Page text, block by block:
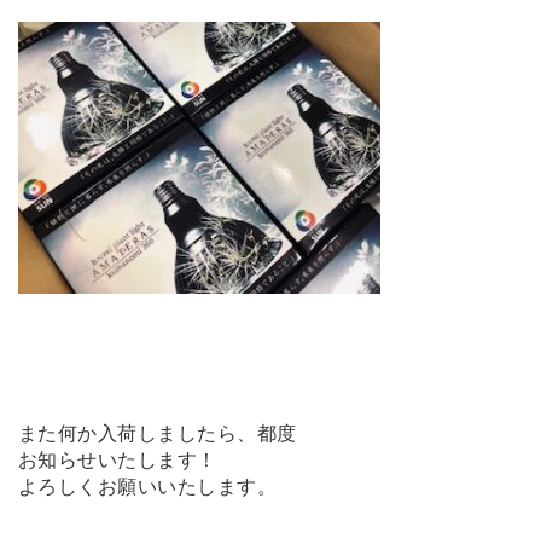
また何か入荷しましたら、都度
お知らせいたします！
よろしくお願いいたします。